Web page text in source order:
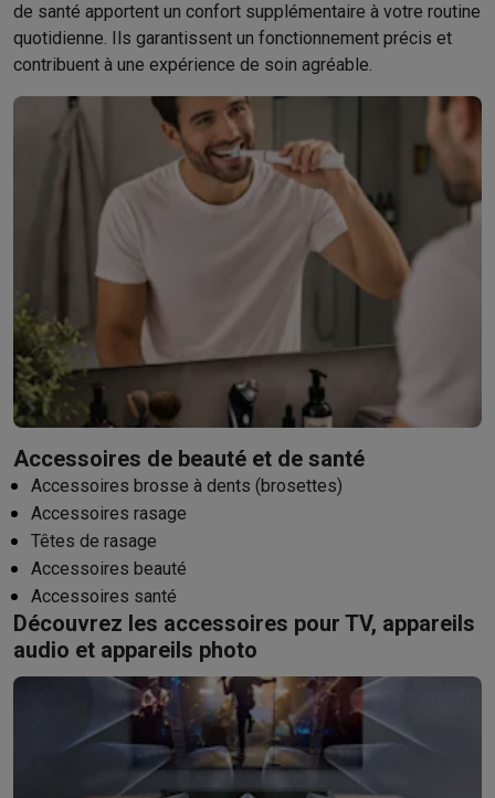
de santé apportent un confort supplémentaire à votre routine
quotidienne. Ils garantissent un fonctionnement précis et
contribuent à une expérience de soin agréable.
Accessoires de beauté et de santé
Accessoires brosse à dents (brosettes)
Accessoires rasage
Têtes de rasage
Accessoires beauté
Accessoires santé
Découvrez les accessoires pour TV, appareils
audio et appareils photo